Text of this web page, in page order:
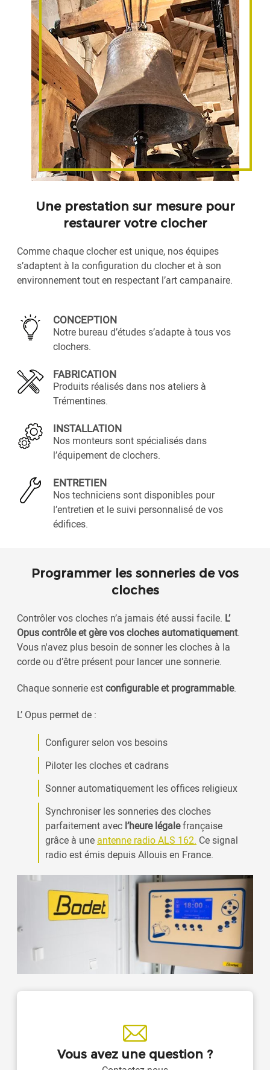
Une prestation sur mesure pour
restaurer votre clocher
Comme chaque clocher est unique, nos équipes
s’adaptent à la configuration du clocher et à son
environnement tout en respectant l’art campanaire.
CONCEPTION
Notre bureau d’études s’adapte à tous vos
clochers.
FABRICATION
Produits réalisés dans nos ateliers à
Trémentines.
INSTALLATION
Nos monteurs sont spécialisés dans
l’équipement de clochers.
ENTRETIEN
Nos techniciens sont disponibles pour
l’entretien et le suivi personnalisé de vos
édifices.
Programmer les sonneries de vos
cloches
Contrôler vos cloches n’a jamais été aussi facile. L’
Opus contrôle et gère vos cloches automatiquement.
Vous n'avez plus besoin de sonner les cloches à la
corde ou d’être présent pour lancer une sonnerie.
Chaque sonnerie estconfigurable et programmable.
L’ Opus permet de :
Configurer selon vos besoins
Piloter les cloches et cadrans
Sonner automatiquement les offices religieux
Synchroniser les sonneries des cloches
parfaitement avec l’heure légalefrançaise
grâce à une antenne radio ALS 162. Ce signal
radio est émis depuis Allouis en France.
Vous avez une question ?